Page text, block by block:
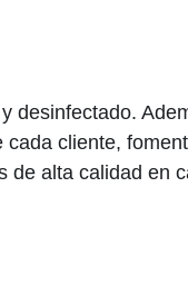
desinfectado.
cliente,
de alta calidad en